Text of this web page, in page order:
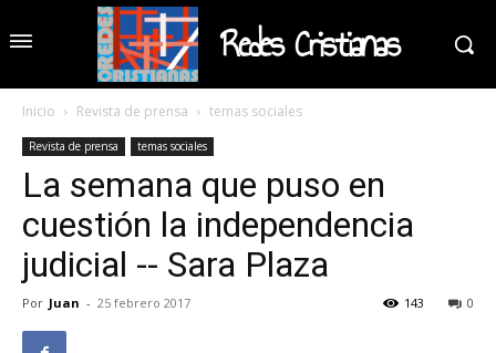
Redes Cristianas
Inicio Revista de prensa temas sociales
Revista de prensa temas sociales
La semana que puso en
cuestión la independencia
judicial -- Sara Plaza
Por Juan - 25 febrero 2017 0
143